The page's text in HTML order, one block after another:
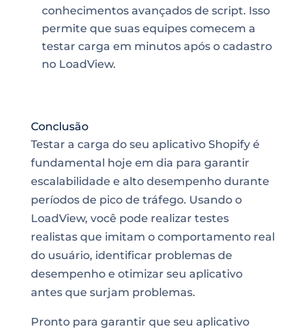
conhecimentos avançados de script. Isso
permite que suas equipes comecem a
testar carga em minutos após o cadastro
no LoadView.
Conclusão
Testar a carga do seu aplicativo Shopify é
fundamental hoje em dia para garantir
escalabilidade e alto desempenho durante
períodos de pico de tráfego. Usando o
LoadView, você pode realizar testes
realistas que imitam o comportamento real
do usuário, identificar problemas de
desempenho e otimizar seu aplicativo
antes que surjam problemas.
Pronto para garantir que seu aplicativo